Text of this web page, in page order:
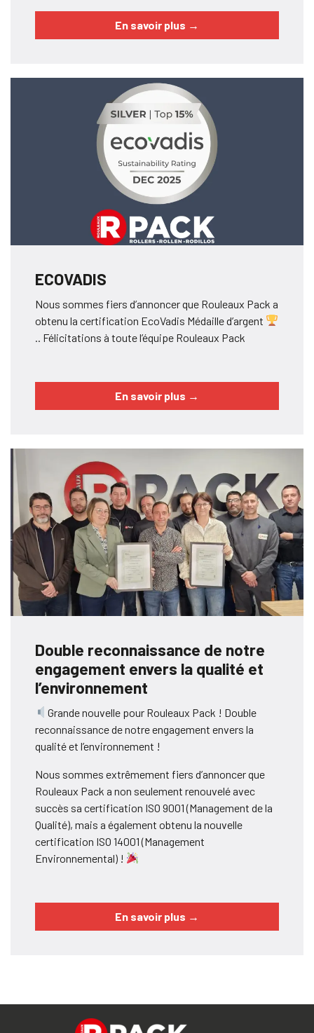
En savoir plus →
ECOVADIS
Nous sommes fiers d’annoncer que Rouleaux Pack a
obtenu la certification EcoVadis Médaille d’argent
.. Félicitations à toute l’équipe Rouleaux Pack
En savoir plus →
Double reconnaissance de notre
engagement envers la qualité et
l’environnement
Grande nouvelle pour Rouleaux Pack ! Double
reconnaissance de notre engagement envers la
qualité et l’environnement !
Nous sommes extrêmement fiers d’annoncer que
Rouleaux Pack a non seulement renouvelé avec
succès sa certification ISO 9001 (Management de la
Qualité), mais a également obtenu la nouvelle
certification ISO 14001 (Management
Environnemental) !
En savoir plus →